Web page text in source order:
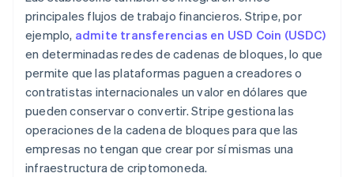
principales flujos de trabajo financieros. Stripe, por
ejemplo, admite transferencias en USD Coin (USDC)
en determinadas redes de cadenas de bloques, lo que
permite que las plataformas paguen a creadores o
contratistas internacionales un valor en dólares que
pueden conservar o convertir. Stripe gestiona las
operaciones de la cadena de bloques para que las
empresas no tengan que crear por sí mismas una
infraestructura de criptomoneda.